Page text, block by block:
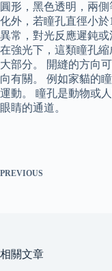
圓形，黑色透明，兩
化外，若瞳孔直徑小
異常，對光反應遲鈍或
在強光下，這類瞳孔
大部分。 開縫的方向
向有關。 例如家貓的
運動。 瞳孔是動物或
眼睛的通道。
PREVIOUS
相關文章